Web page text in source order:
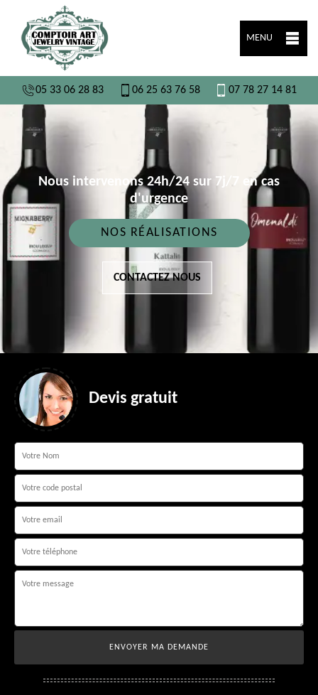
MENU
05 33 06 28 83 06 25 63 76 58 07 78 27 14 81
Nous intervenons 24h/24 sur 7j/7 en cas
d'urgence
NOS RÉALISATIONS
CONTACTEZ NOUS
Devis gratuit